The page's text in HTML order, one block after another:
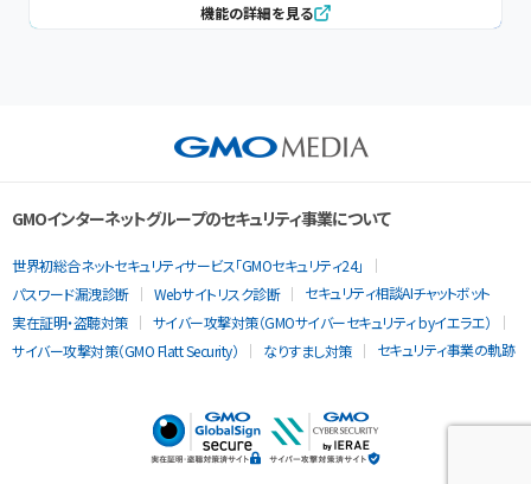
機能の詳細を見る
GMOインターネットグループのセキュリティ事業について
世界初総合ネットセキュリティサービス「GMOセキュリティ24」
パスワード漏洩診断
Webサイトリスク診断
セキュリティ相談AIチャットボット
実在証明・盗聴対策
サイバー攻撃対策（GMOサイバーセキュリティ byイエラエ）
サイバー攻撃対策（GMO Flatt Security）
なりすまし対策 セキュリティ事業の軌跡